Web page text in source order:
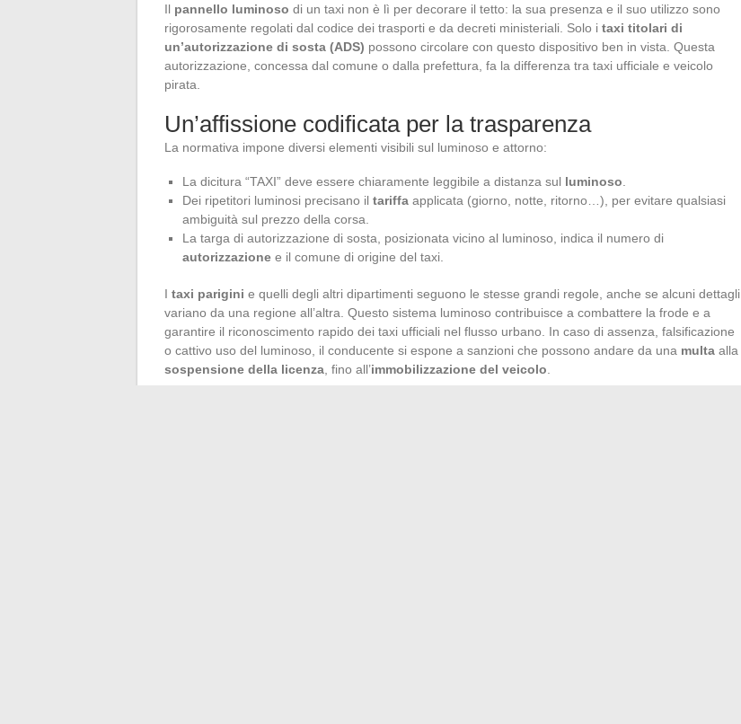
Il pannello luminoso di un taxi non è lì per decorare il tetto: la sua presenza e il suo utilizzo sono
rigorosamente regolati dal codice dei trasporti e da decreti ministeriali. Solo i taxi titolari di
un’autorizzazione di sosta (ADS) possono circolare con questo dispositivo ben in vista. Questa
autorizzazione, concessa dal comune o dalla prefettura, fa la differenza tra taxi ufficiale e veicolo
pirata.
Un’affissione codificata per la trasparenza
La normativa impone diversi elementi visibili sul luminoso e attorno:
La dicitura “TAXI” deve essere chiaramente leggibile a distanza sul luminoso
Dei ripetitori luminosi precisano il tariffa applicata (giorno, notte, ritorno…), per evitare qualsiasi
ambiguità sul prezzo della corsa.
La targa di autorizzazione di sosta, posizionata vicino al luminoso, indica il numero di
autorizzazione e il comune di origine del taxi.
I taxi parigini e quelli degli altri dipartimenti seguono le stesse grandi regole, anche se alcuni dettagli
variano da una regione all’altra. Questo sistema luminoso contribuisce a combattere la frode e a
garantire il riconoscimento rapido dei taxi ufficiali nel flusso urbano. In caso di assenza, falsificazione
o cattivo uso del luminoso, il conducente si espone a sanzioni che possono andare da una multa alla
sospensione della licenza , fino all’immobilizzazione del veicolo